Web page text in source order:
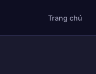
Trang chủ